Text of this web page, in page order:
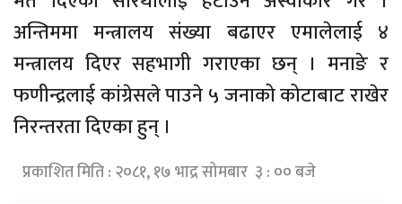
अन्तिममा मन्त्रालय संख्या बढाएर एमालेलाई ४
मन्त्रालय दिएर सहभागी गराएका छन् । मनाङे र
फणीन्द्रलाई कांग्रेसले पाउने ५ जनाको कोटाबाट राखेर
निरन्तरता दिएका हुन् ।
प्रकाशित मिति : २०८१, १७ भाद्र सोमबार ३ : ०० बजे